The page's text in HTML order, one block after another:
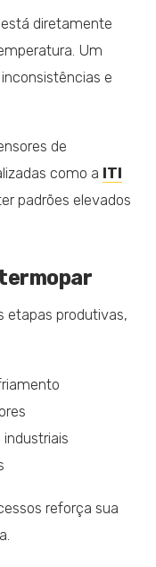
diretamente
Um
e
de
como a ITI
padrões elevados
etapas produtivas,
reforça sua